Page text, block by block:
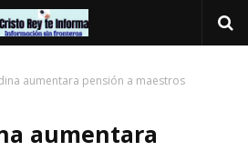
aumentara pensión a maestros
aumentara